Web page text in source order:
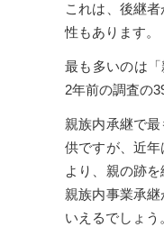
これは、後継
性もあります。
最も多いのは「
2年前の調査の
親族内承継で
供ですが、近
より、親の跡を
親族内事業承
いえるでしょう